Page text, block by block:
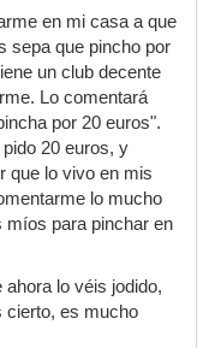
en mi casa a que
sepa que pincho por
un club decente
Lo comentará
por 20 euros".
20 euros, y
que lo vivo en mis
lo mucho
míos para pinchar en
lo véis jodido,
cierto, es mucho